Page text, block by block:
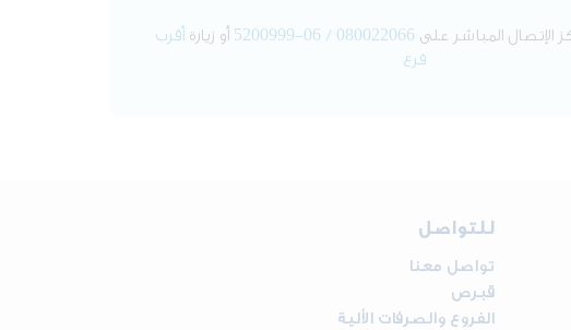
الإتصال المباشر على 5200999-06 / 080022066 أو زيارة
فرع
للتواصل
تواصل معنا
قبرص
الفروع والصرفات الألية